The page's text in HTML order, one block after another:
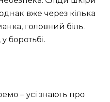
вже через кілька
головний біль.
боротьбі.
– усі знають про